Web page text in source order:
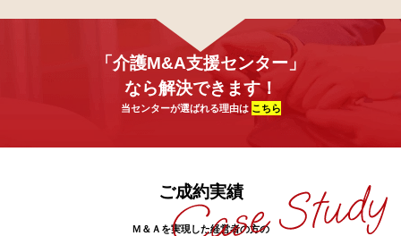
「介護M&A支援センター」
なら解決できます！
当センターが選ばれる理由は こちら
ご成約実績
Ｍ＆Ａを実現した経営者の方の